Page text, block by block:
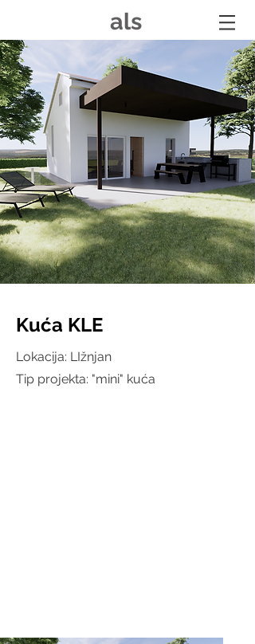
als
Kuća KLE
Lokacija: LIžnjan
Tip projekta: "mini" kuća